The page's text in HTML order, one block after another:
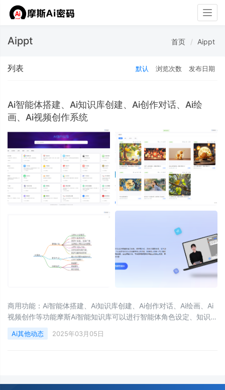
Aippt 首页 Aippt
列表 默认 浏览次数 发布日期
Ai智能体搭建、Ai知识库创建、Ai创作对话、Ai绘
画、Ai视频创作系统
商用功能：Ai智能体搭建、Ai知识库创建、Ai创作对话、Ai绘画、Ai
视频创作等功能摩斯Ai智能知识库可以进行智能体角色设定、知识库
训练、发布/分享智能体，同时还带有AI智能对话，可以设定多种AI
行业场景等强大的功能，拥有强大的第三方对接能力。适用于企业
Ai其他动态 2025年03月05日